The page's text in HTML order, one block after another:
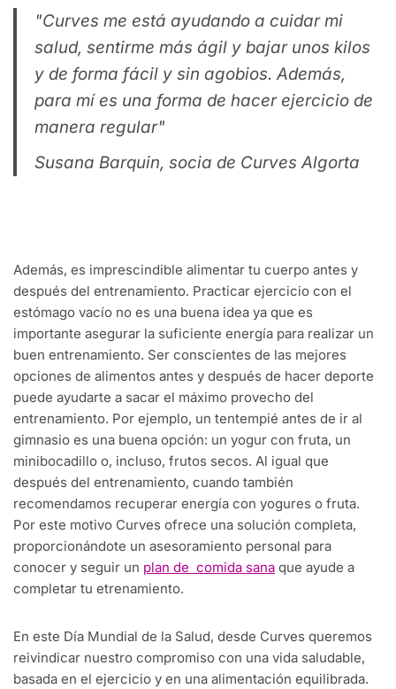
"Curves me está ayudando a cuidar mi
salud, sentirme más ágil y bajar unos kilos
y de forma fácil y sin agobios. Además,
para mí es una forma de hacer ejercicio de
manera regular"
Susana Barquin, socia de Curves Algorta
Además, es imprescindible alimentar tu cuerpo antes y
después del entrenamiento. Practicar ejercicio con el
estómago vacío no es una buena idea ya que es
importante asegurar la suficiente energía para realizar un
buen entrenamiento. Ser conscientes de las mejores
opciones de alimentos antes y después de hacer deporte
puede ayudarte a sacar el máximo provecho del
entrenamiento. Por ejemplo, un tentempié antes de ir al
gimnasio es una buena opción: un yogur con fruta, un
minibocadillo o, incluso, frutos secos. Al igual que
después del entrenamiento, cuando también
recomendamos recuperar energía con yogures o fruta.
Por este motivo Curves ofrece una solución completa,
proporcionándote un asesoramiento personal para
conocer y seguir un plan de comida sana que ayude a
completar tu etrenamiento.
En este Día Mundial de la Salud, desde Curves queremos
reivindicar nuestro compromiso con una vida saludable,
basada en el ejercicio y en una alimentación equilibrada.